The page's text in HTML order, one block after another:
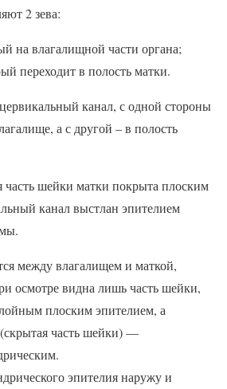
2 зева:
на влагалищной части органа;
переходит в полость матки.
канал, с одной стороны
а с другой – в полость
шейки матки покрыта плоским
канал выстлан эпителием
между влагалищем и маткой,
осмотре видна лишь часть шейки,
плоским эпителием, а
часть шейки) —
эпителия наружу и